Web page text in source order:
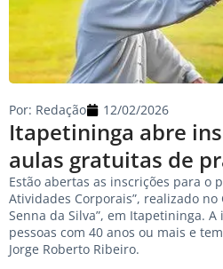
Itapetininga abre
aulas gratuitas de
Por: Redação 12/02/2026
Estão abertas as inscrições para o
Atividades Corporais”, realizado
Senna da Silva”, em Itapetininga.
pessoas com 40 anos ou mais e
Jorge Roberto Ribeiro.